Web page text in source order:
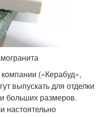
(«Керабуд»,
выпускать для отделки
больших размеров.
настоятельно